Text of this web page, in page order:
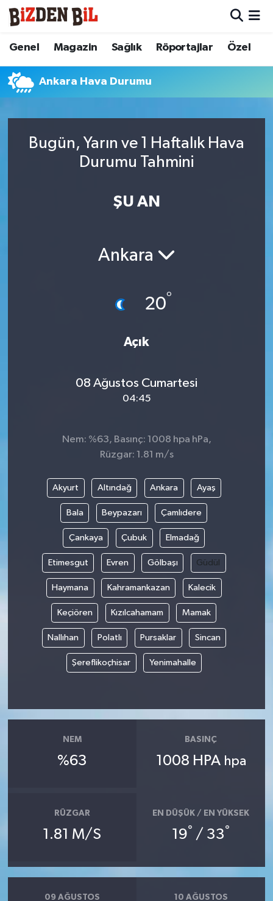
Genel Magazin Sağlık Röportajlar Özel
Ankara Hava Durumu
Bugün, Yarın ve 1 Haftalık Hava
Durumu Tahmini
ŞU AN
Ankara
20°
Açık
08 Ağustos Cumartesi
04:45
Nem: %63, Basınç: 1008 hpa hPa,
Rüzgar: 1.81 m/s
Akyurt Altındağ Ankara Ayaş
Bala Beypazarı Çamlıdere
Çankaya Çubuk Elmadağ
Etimesgut Evren Gölbaşı Güdül
Haymana Kahramankazan Kalecik
Keçiören Kızılcahamam Mamak
Nallıhan Polatlı Pursaklar Sincan
Şereflikoçhisar Yenimahalle
NEM
%63
BASINÇ
1008 HPA hpa
RÜZGAR
1.81 M/S
EN DÜŞÜK / EN YÜKSEK
19° / 33°
09 AĞUSTOS 10 AĞUSTOS
Hava Durumu
Trafik Durumu
Tüm Manşetler
Son Dakika Haberleri